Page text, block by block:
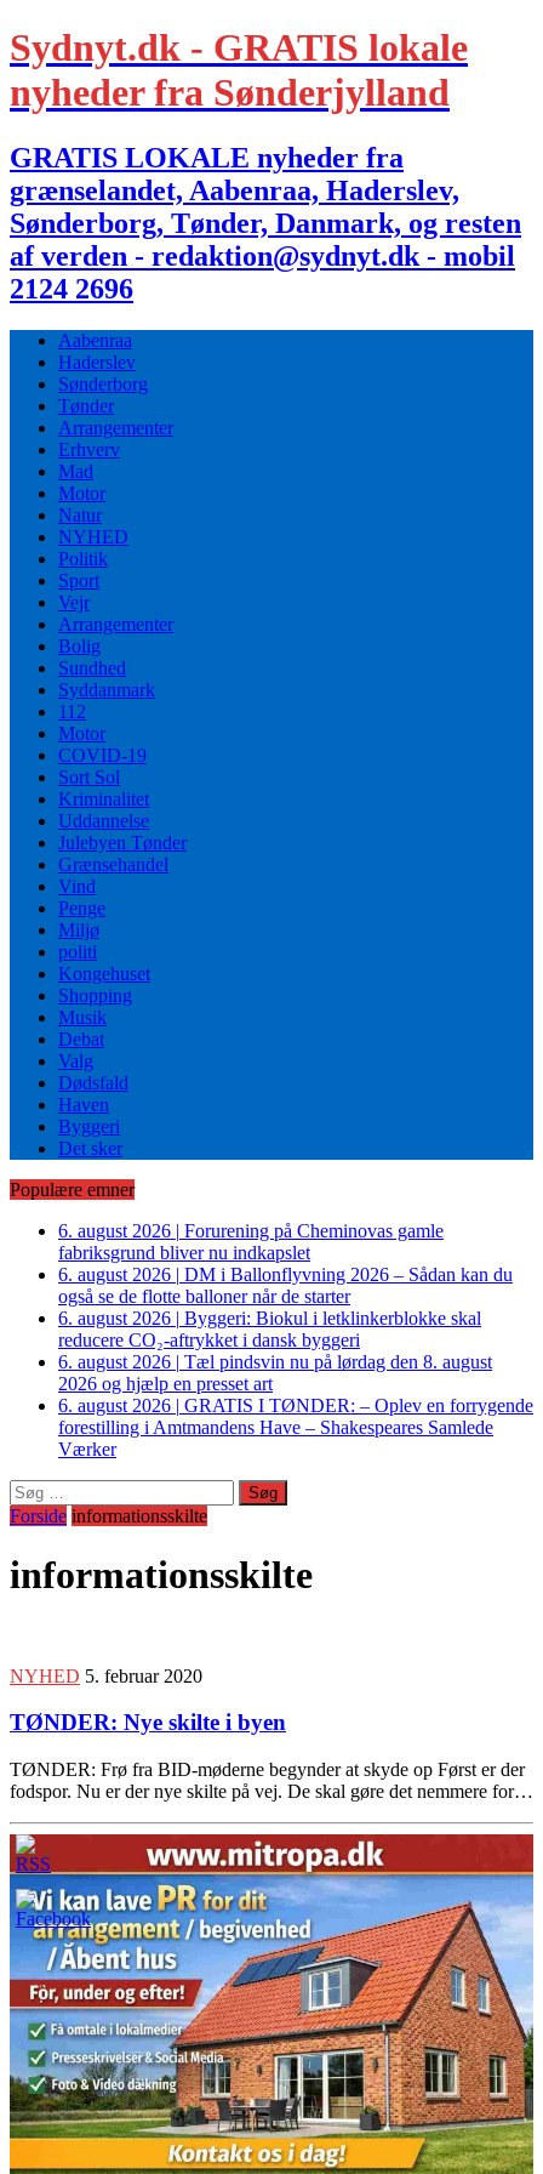
Sydnyt.dk - GRATIS lokale
nyheder fra Sønderjylland
GRATIS LOKALE nyheder fra
grænselandet, Aabenraa, Haderslev,
Sønderborg, Tønder, Danmark, og resten
af verden - redaktion@sydnyt.dk - mobil
2124 2696
Aabenraa
Haderslev
Sønderborg
Tønder
Arrangementer
Erhverv
Mad
Motor
Natur
NYHED
Politik
Sport
Vejr
Arrangementer
Bolig
Sundhed
Syddanmark
112
Motor
COVID-19
Sort Sol
Kriminalitet
Uddannelse
Julebyen Tønder
Grænsehandel
Vind
Penge
Miljø
politi
Kongehuset
Shopping
Musik
Debat
Valg
Dødsfald
Haven
Byggeri
Det sker
Populære emner
6. august 2026 | Forurening på Cheminovas gamle
fabriksgrund bliver nu indkapslet
6. august 2026 | DM i Ballonflyvning 2026 – Sådan kan du
også se de flotte balloner når de starter
6. august 2026 | Byggeri: Biokul i letklinkerblokke skal
reducere CO₂-aftrykket i dansk byggeri
6. august 2026 | Tæl pindsvin nu på lørdag den 8. august
2026 og hjælp en presset art
6. august 2026 | GRATIS I TØNDER: – Oplev en forrygende
forestilling i Amtmandens Have – Shakespeares Samlede
Værker
Søg
efter:
Forside informationsskilte
informationsskilte
NYHED 5. februar 2020
TØNDER: Nye skilte i byen
TØNDER: Frø fra BID-møderne begynder at skyde op Først er der
fodspor. Nu er der nye skilte på vej. De skal gøre det nemmere for…